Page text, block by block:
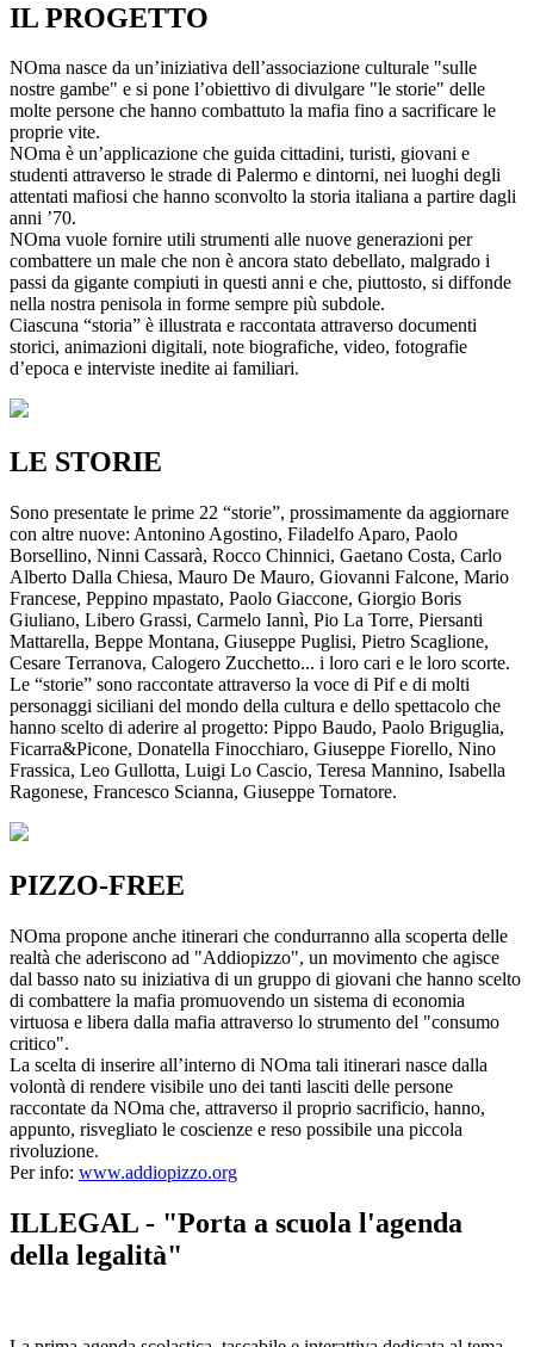
IL PROGETTO
NOma nasce da un’iniziativa dell’associazione culturale "sulle
nostre gambe" e si pone l’obiettivo di divulgare "le storie" delle
molte persone che hanno combattuto la mafia fino a sacrificare le
proprie vite.
NOma è un’applicazione che guida cittadini, turisti, giovani e
studenti attraverso le strade di Palermo e dintorni, nei luoghi degli
attentati mafiosi che hanno sconvolto la storia italiana a partire dagli
anni ’70.
NOma vuole fornire utili strumenti alle nuove generazioni per
combattere un male che non è ancora stato debellato, malgrado i
passi da gigante compiuti in questi anni e che, piuttosto, si diffonde
nella nostra penisola in forme sempre più subdole.
Ciascuna “storia” è illustrata e raccontata attraverso documenti
storici, animazioni digitali, note biografiche, video, fotografie
d’epoca e interviste inedite ai familiari.
LE STORIE
Sono presentate le prime 22 “storie”, prossimamente da aggiornare
con altre nuove: Antonino Agostino, Filadelfo Aparo, Paolo
Borsellino, Ninni Cassarà, Rocco Chinnici, Gaetano Costa, Carlo
Alberto Dalla Chiesa, Mauro De Mauro, Giovanni Falcone, Mario
Francese, Peppino mpastato, Paolo Giaccone, Giorgio Boris
Giuliano, Libero Grassi, Carmelo Iannì, Pio La Torre, Piersanti
Mattarella, Beppe Montana, Giuseppe Puglisi, Pietro Scaglione,
Cesare Terranova, Calogero Zucchetto... i loro cari e le loro scorte.
Le “storie” sono raccontate attraverso la voce di Pif e di molti
personaggi siciliani del mondo della cultura e dello spettacolo che
hanno scelto di aderire al progetto: Pippo Baudo, Paolo Briguglia,
Ficarra&Picone, Donatella Finocchiaro, Giuseppe Fiorello, Nino
Frassica, Leo Gullotta, Luigi Lo Cascio, Teresa Mannino, Isabella
Ragonese, Francesco Scianna, Giuseppe Tornatore.
PIZZO-FREE
NOma propone anche itinerari che condurranno alla scoperta delle
realtà che aderiscono ad "Addiopizzo", un movimento che agisce
dal basso nato su iniziativa di un gruppo di giovani che hanno scelto
di combattere la mafia promuovendo un sistema di economia
virtuosa e libera dalla mafia attraverso lo strumento del "consumo
critico".
La scelta di inserire all’interno di NOma tali itinerari nasce dalla
volontà di rendere visibile uno dei tanti lasciti delle persone
raccontate da NOma che, attraverso il proprio sacrificio, hanno,
appunto, risvegliato le coscienze e reso possibile una piccola
rivoluzione.
Per info: www.addiopizzo.org
ILLEGAL - "Porta a scuola l'agenda
della legalità"